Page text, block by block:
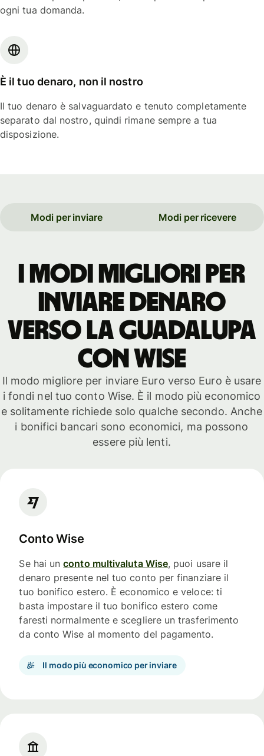
ogni tua domanda.
È il tuo denaro, non il nostro
Il tuo denaro è salvaguardato e tenuto completamente
separato dal nostro, quindi rimane sempre a tua
disposizione.
Modi per inviare Modi per ricevere
I modi migliori per
inviare denaro
verso la Guadalupa
con WISE
Il modo migliore per inviare Euro verso Euro è usare
i fondi nel tuo conto Wise. È il modo più economico
e solitamente richiede solo qualche secondo. Anche
i bonifici bancari sono economici, ma possono
essere più lenti.
Conto Wise
Se hai unconto multivaluta Wise, puoi usare il
denaro presente nel tuo conto per finanziare il
tuo bonifico estero. È economico e veloce: ti
basta impostare il tuo bonifico estero come
faresti normalmente e scegliere un trasferimento
da conto Wise al momento del pagamento.
Il modo più economico per inviare